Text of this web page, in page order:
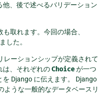
、後で述べるバリデーション
取れます。今回の場合、
した。
レーションシップが定義されて
は、それぞれのChoiceが一つ
Django に伝えます。 Django
ような一般的なデータベースリ